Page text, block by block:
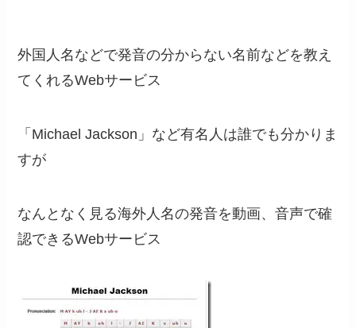
外国人名などで発音の分からない名前などを教え
てくれるWebサービス
「Michael Jackson」など有名人は誰でも分かりま
すが
なんとなく見る海外人名の発音を動画、音声で確
認できるWebサービス